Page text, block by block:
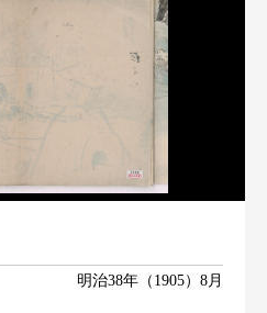
明治38年（1905）8月